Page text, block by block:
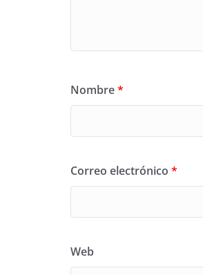
Nombre*
Correo electrónico *
Web